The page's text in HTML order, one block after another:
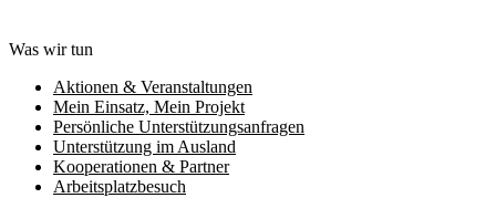
Was wir tun
Aktionen & Veranstaltungen
Mein Einsatz, Mein Projekt
Persönliche Unterstützungsanfragen
Unterstützung im Ausland
Kooperationen & Partner
Arbeitsplatzbesuch